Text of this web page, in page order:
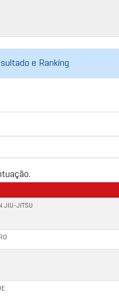
e Ranking
JIU-JITSU